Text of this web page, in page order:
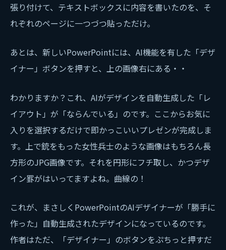
張り付けて、テキストボックスに内容を書いたのを、そ
れぞれのページに一つづつ貼っただけ。
あとは、新しいPowerPointには、AI機能を有した「デザ
イナー」ボタンを押すと、上の画像右にある・・
わかりますか？これ、AIがデザインを自動生成した「レ
イアウト」が「ならんでいる」のです。ここからお気に
入りを選択するだけで即かっこいいプレゼンが完成しま
す。上で銃をもった女性兵士のような画像はもちろん長
方形のJPG画像です。それを円形にフチ取し、かつデザ
イン罫がはいってますよね。曲線の！
これが、まさしくPowerPointのAIデザイナーが「勝手に
作った」自動生成されたデザインになっているのです。
作者はただ、「デザイナー」のボタンをぷちっと押すだ